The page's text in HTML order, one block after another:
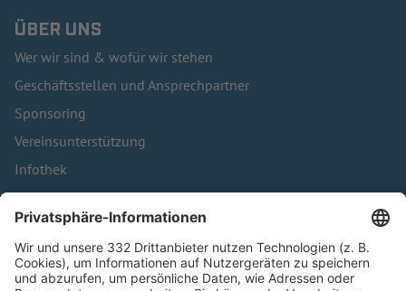
ÜBER UNS
Wer wir sind & wofür wir stehen
Geschäftsstellen und Ansprechpartner
Sponsoring
Vereinsunterstützung
Infothek
Kontakt
HÄUFIG BESUCHTE SEITEN
Pässe und Vereinswechsel